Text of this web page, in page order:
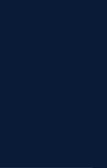
videos
Video url,